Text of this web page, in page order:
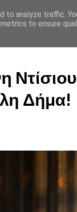
Δήμα!
analyze traffic.
to ensure